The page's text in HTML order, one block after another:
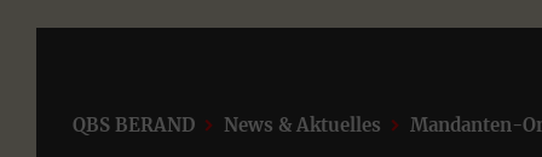
QBS BERAND News & Aktuelles Mandanten-